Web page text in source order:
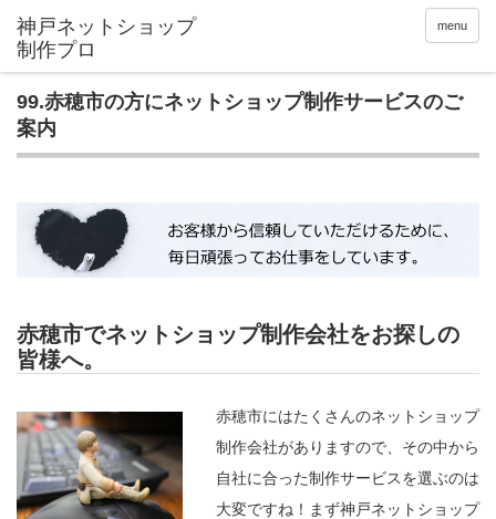
menu
99.赤穂市の方にネットショップ制作サービスのご
案内
赤穂市でネットショップ制作会社をお探しの
皆様へ。
赤穂市にはたくさんのネットショップ
制作会社がありますので、その中から
自社に合った制作サービスを選ぶのは
大変ですね！まず神戸ネットショップ